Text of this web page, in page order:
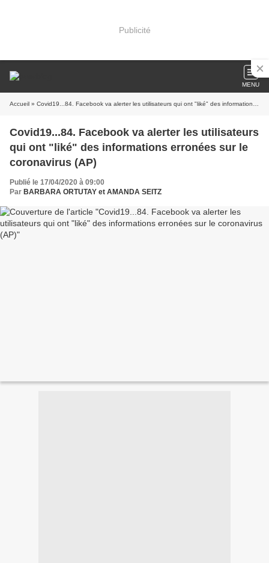
Publicité
MENU
Accueil » Covid19...84. Facebook va alerter les utilisateurs qui ont "liké" des informations erronées sur le coronavirus (AP)
Covid19...84. Facebook va alerter les utilisateurs
qui ont "liké" des informations erronées sur le
coronavirus (AP)
Publié le 17/04/2020 à 09:00
Par BARBARA ORTUTAY et AMANDA SEITZ